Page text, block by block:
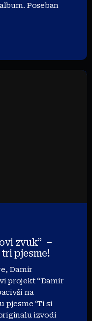
Poseban
zvuk” –
tri pjesme!
Damir
projekt “Damir
na
pjesme ‘Ti si
izvodi